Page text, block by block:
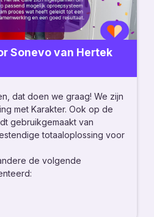
Sonevo van Hertek
dat doen we graag! We zijn
met Karakter. Ook op de
gebruikgemaakt van
totaaloplossing voor
de volgende